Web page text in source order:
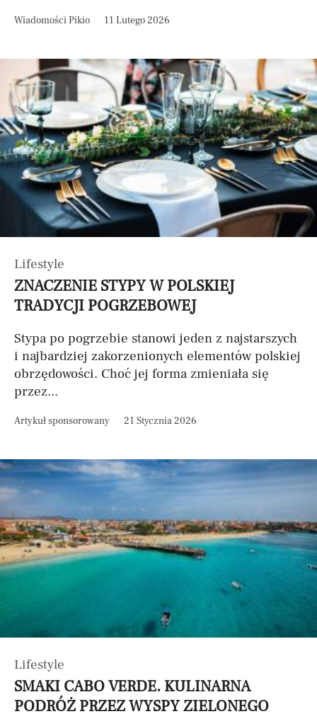
Wiadomości Pikio 11 Lutego 2026
Lifestyle
ZNACZENIE STYPY W POLSKIEJ
TRADYCJI POGRZEBOWEJ
Stypa po pogrzebie stanowi jeden z najstarszych
i najbardziej zakorzenionych elementów polskiej
obrzędowości. Choć jej forma zmieniała się
przez...
Artykuł sponsorowany 21 Stycznia 2026
Lifestyle
SMAKI CABO VERDE. KULINARNA
PODRÓŻ PRZEZ WYSPY ZIELONEGO